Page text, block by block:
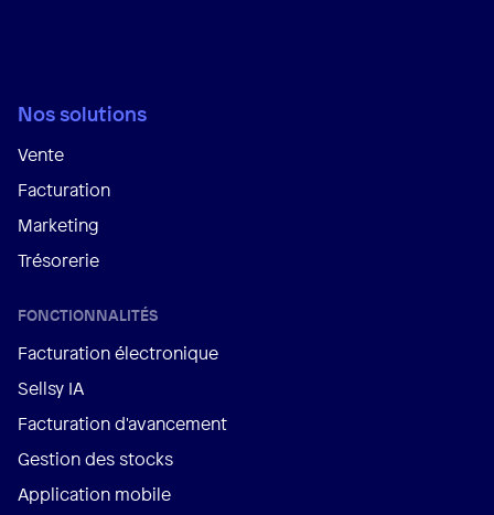
Nos solutions
Vente
Facturation
Marketing
Trésorerie
FONCTIONNALITÉS
Facturation électronique
Sellsy IA
Facturation d'avancement
Gestion des stocks
Application mobile